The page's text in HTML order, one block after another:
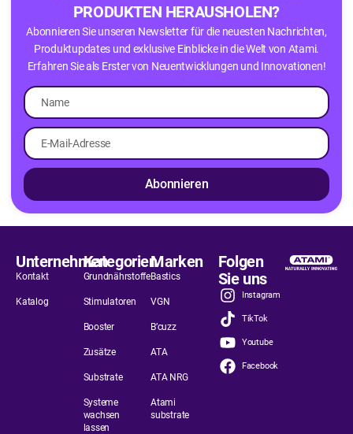
PRODUKTEN HERAUSHOLEN?
Abonnieren Sie unseren Newsletter für die neuesten Nachrichten,
Produktupdates und exklusive Einblicke in die Welt von Atami.
Erfahren Sie als Erster von Neuentwicklungen und Innovationen!
Abonnieren
Unternehmen
Kontakt
Katalog
Kategorien
Grundnährstoffe
Stimulatoren
Booster
Zusätze
Substrate
Systeme
wachsen
lassen
Marken
Bastics
VGN
B’cuzz
ATA
ATA NRG
Atami
substrate
Folgen
Sie uns
Instagram
TikTok
Youtube
Facebook